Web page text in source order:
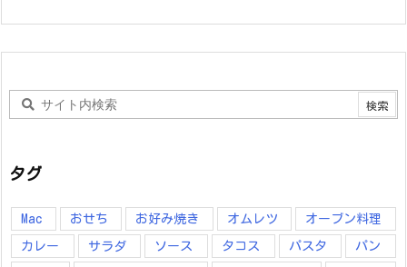
タグ
Mac おせち お好み焼き オムレツ オーブン料理
カレー サラダ ソース タコス パスタ パン